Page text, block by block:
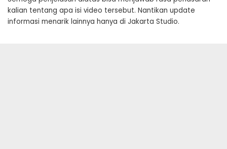
kalian tentang apa isi video tersebut. Nantikan update
informasi menarik lainnya hanya di Jakarta Studio.